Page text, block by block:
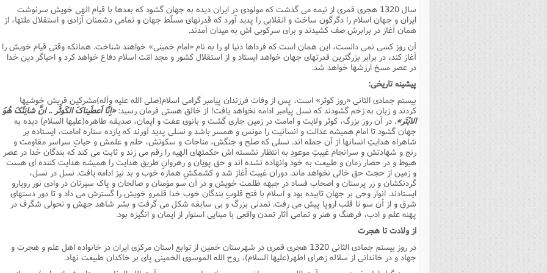
شماره اول فصل نامه تربیت تبلیغی
شماره دوم فصل نامه تربیت تبلیغی
شماره سوم و چهارم فصل نامه تربیت تبلیغی
پيش شماره 2 فصلنامه مطالعات معنوی
شماره اول فصل نامه مطالعات معنوی
شماره دوم فصل نامه مطالعات معنوی
شماره ششم فصل نامه مطالعات معنوی
شماره هشتم و نهم فصل‌نامه مطالعات معنوی
شماره دهم فصل‌نامه مطالعات معنوی
فصل نامه سبک زندگی
علوم تربیتی
آئین دوست یابی
خانواده
سال 1320 هجرى قمرى از نیمه مى گذشت که مولودى در ایران دیده به جهان گشود که بعدها با قیام الهى خویش سرنوشت
ایران و جهان اسلام را دگرگون ساخت و انقلابى را پدید آورد که قدرتهاى مسلّط جهان و تمامى دشمنان آزادى و استقلال ملتها، از
همان آغاز در برابرش صف کشیدند و براى سرکوبى اش به میدان آمدند.
آن روز کسى نمى دانست، این همان است که فرداها دنیا او را به نام «امام خمینى» خواهند شناخت. همانکه وقتى قیام خویش را
آغاز کند، در برابر بزرگترین قدرتهاى جهان خواهد ایستاد و از استقلال کشور و مجد امّت اسلام دفاع خواهد کرد و احیاگر دین خدا
در عصر مسخ ارزشها خواهد شد.
پیشینه تاریخى:
بیستم جمادى الثانى «روز کوثر» است، پس از وفات فرزندان پیامبر گرامى اسلام(صلى الله علیه وآله)مشرکین قریش خوشیها
کردند و زبان به زخم گشودند که نسل پیامبر ادامه نخواهد یافت! از خالق هستى فرمان رسید:«اِنّا اَعطَیناکَ الکَوثَر .. انَّ شانِئَکَ هُوَ
الابْتَر». در آن روز بزرگ، کوثر ولایت و امامت در زمین جارى گشت و بانوى عفت و ایمان، صدیقه طاهره(علیها السلام) دیده به
جهان گشود تا امام همیشه عدالت و انسانیت را مونس و همسر باشد و نسلى پدید آورند که یازده ستاره امامت، ایستاده بر
شاهراه هدایتِ انسانها از آن جمله اند. نسلى که صلح و جنگش، مناجات و سکوتش، حلم و علمش و حیاتِ سراسر مقاومت و
رنج و شهادتش و سرانجام غیبتِ موعودِ به انتظار نشسته اش حکمتهاى الهیه را رقم مى زند و ثابت مى کند که بندگان خدا در عصر
هبوط و در حصار زمان و طبیعت به خود وانهاده نشده اند و حق پویان و رهروانِ طریق هدایت را همیشه هدایت کننده اى هست
و زمین از حجت حق خالى نخواهد ماند. دوران غیبت آغاز شد و کشمکشِ هماره خوب و بد نیز ادامه یافت. نسل در نسل،
گردنکشان و زر پرستان و اصحاب فساد در جبهه ظلمت خویش و در آن سو مؤمنان و صالحان و پاک سیرتان در وادى نور رویارو
ایستادند. انوار وحى بر جهان تابیده بود و اسلام با فتح قلوبِ بندگان خوب خدا قلمرو خویش را گسترش مى داد و تا دور دستهاى
شرق و از آن سو تا قلب اروپا پیش مى رفت. تمدنى بزرگ و بى سابقه شکل مى گرفت و بشر شاهد جهش و تحولى شگرف در
پهنه علم و ادب، فرهنگ و هنر و تمامى آثار تمدن واقعى با مبنایى استوار از ایمان و انگیزه بود.
از ولادت تا هجرت
در روز بیستم جمادى الثانى 1320 هجرى قمرى در شهرستان خمین از توابع استان مرکزى ایران در خانواده اهل علم و هجرت و
جهاد و در خاندانى از سلاله زهراى اطهر(علیها السلام)، روح الله الموسوى الخمینى پاى بر خاکدان طبیعت نهاد.